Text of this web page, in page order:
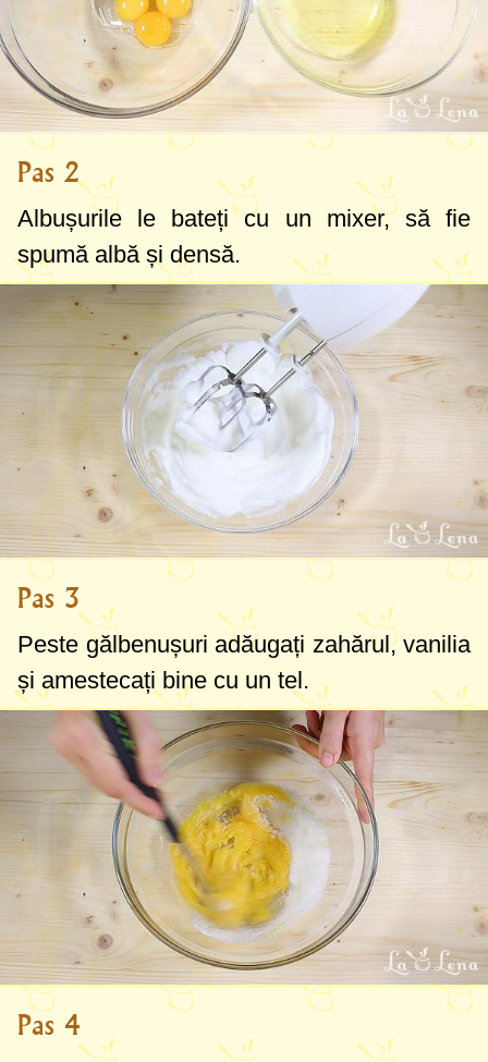
Pas 2
Albușurile le bateți cu un mixer, să fie
spumă albă și densă.
Pas 3
Peste gălbenușuri adăugați zahărul, vanilia
și amestecați bine cu un tel.
Pas 4